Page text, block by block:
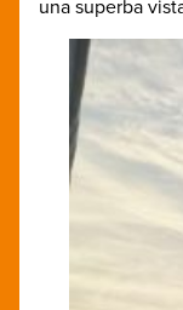
una superba